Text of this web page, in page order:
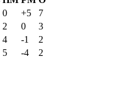
0 +5
7
2 0
3
4 -1
2
5 -4
2